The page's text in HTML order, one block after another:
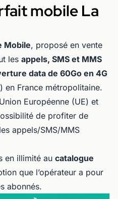
mobile La
Mobile, proposé en vente
les appels, SMS et MMS
data de 60Go en 4G
en France métropolitaine.
Européenne (UE) et
de profiter de
appels/SMS/MMS
en illimité au catalogue
que l’opérateur a pour
abonnés.